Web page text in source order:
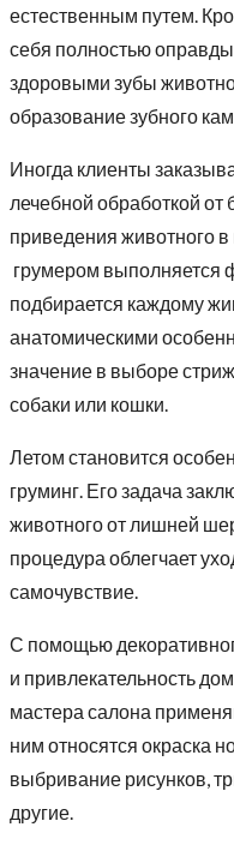
естественным путем.
себя полностью
здоровыми зубы
образование зубного
Иногда клиенты
лечебной обработкой от
приведения животного
грумером
подбирается каждому
анатомическими
значение в выборе
собаки или кошки.
Летом становится
груминг. Его задача
животного от лишней
процедура облегчает
самочувствие.
С помощью
и привлекательность
мастера салона
ним относятся окраска
выбривание рисунков,
другие.